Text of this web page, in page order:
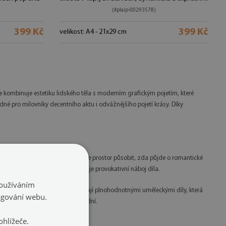
399 Kč
(#plaip-00293578)
velikost: A4 - 21x29 cm 399 Kč
estetiku lidského těla s moderním grafickým pojetím, které
pro milovníky decentního aktu i odvážnějšího pojetí krásy. Díky
klíčovou roli v tom, jak bude prostor působit, zda půjde o romantické
pocit uvolněnosti, což zjemňuje provokativní náboj díla.
se díky tomu stávají plnohodnotnými uměleckými díly, která
umění naprosto zásadní.
webu.